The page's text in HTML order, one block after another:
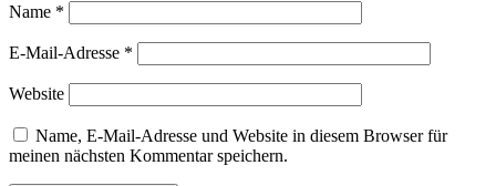
Name *
E-Mail-Adresse *
Website
Name, E-Mail-Adresse und Website in diesem Browser für
meinen nächsten Kommentar speichern.